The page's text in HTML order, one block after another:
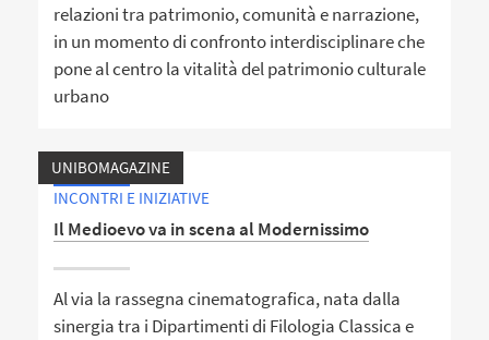
relazioni tra patrimonio, comunità e narrazione,
in un momento di confronto interdisciplinare che
pone al centro la vitalità del patrimonio culturale
urbano
UNIBOMAGAZINE
INCONTRI E INIZIATIVE
Il Medioevo va in scena al Modernissimo
Al via la rassegna cinematografica, nata dalla
sinergia tra i Dipartimenti di Filologia Classica e